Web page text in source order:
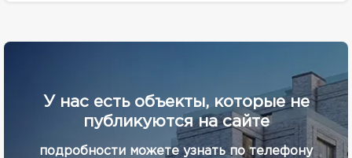
У нас есть объекты, которые не
публикуются на сайте
подробности можете узнать по телефону